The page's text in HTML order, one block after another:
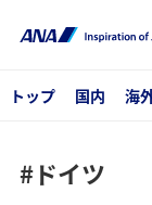
トップ 国内 海
#ドイツ